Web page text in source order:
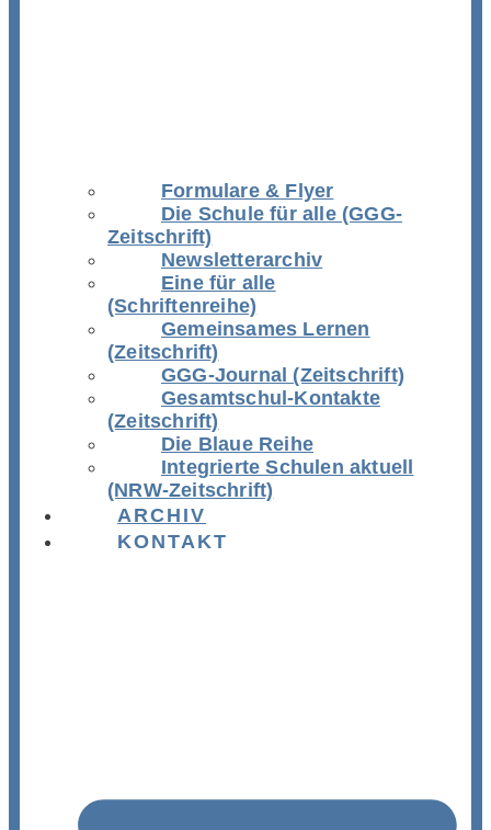
Formulare & Flyer
Die Schule für alle (GGG-
Zeitschrift)
Newsletterarchiv
Eine für alle
(Schriftenreihe)
Gemeinsames Lernen
(Zeitschrift)
GGG-Journal (Zeitschrift)
Gesamtschul-Kontakte
(Zeitschrift)
Die Blaue Reihe
Integrierte Schulen aktuell
(NRW-Zeitschrift)
ARCHIV
KONTAKT